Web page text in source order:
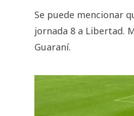
Se puede mencionar
jornada 8 a Libertad.
Guaraní.